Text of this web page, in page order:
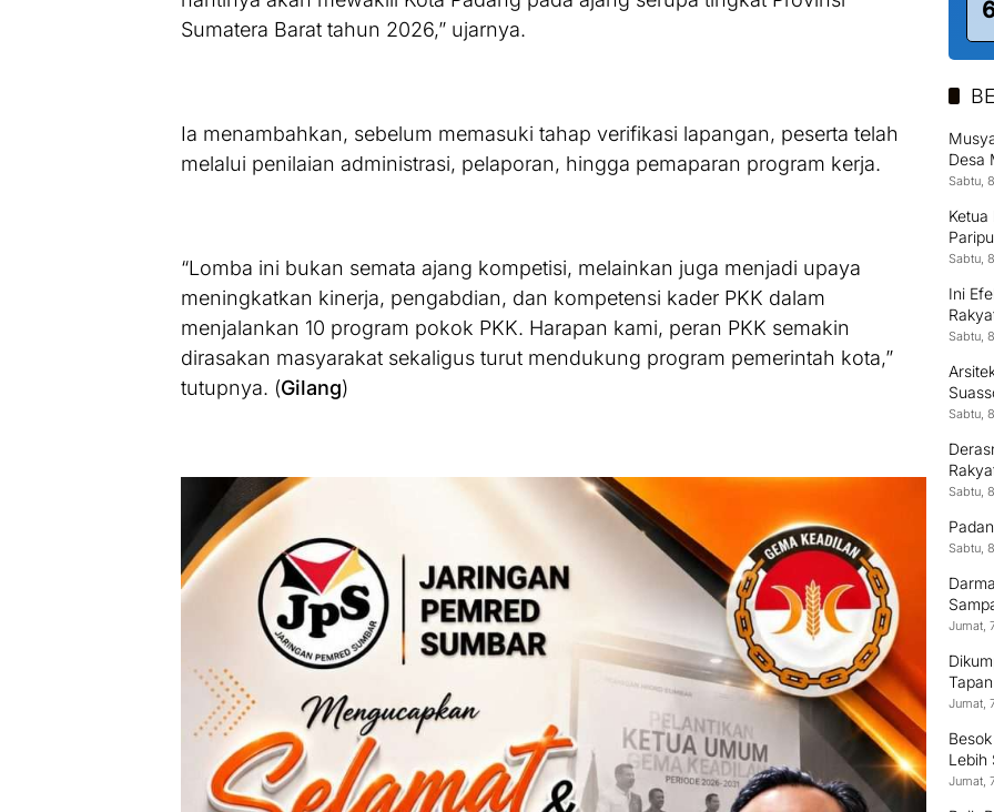
Sumatera Barat tahun 2026,” ujarnya.
Ia menambahkan, sebelum memasuki tahap verifikasi lapangan, peserta telah
melalui penilaian administrasi, pelaporan, hingga pemaparan program kerja.
“Lomba ini bukan semata ajang kompetisi, melainkan juga menjadi upaya
meningkatkan kinerja, pengabdian, dan kompetensi kader PKK dalam
menjalankan 10 program pokok PKK. Harapan kami, peran PKK semakin
dirasakan masyarakat sekaligus turut mendukung program pemerintah kota,”
tutupnya. (Gilang)
Desa
Sabtu,
Ketua
Sabtu,
Ini
Sabtu,
Sabtu,
Sabtu,
Sabtu,
Jumat,
Jumat,
Lebih
Jumat,